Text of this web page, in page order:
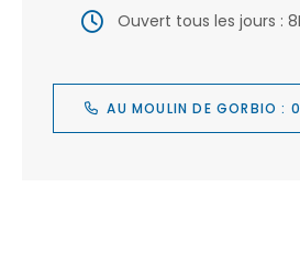
Ouvert tous les jours :
AU MOULIN DE GORBIO